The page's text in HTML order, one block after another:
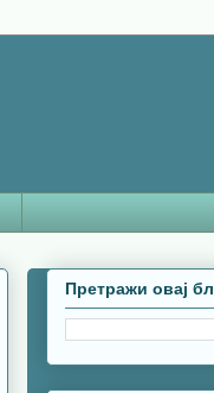
Претражи овај